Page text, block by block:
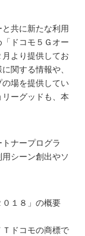
共に新たな利用
ドコモ５Ｇオー
より提供してお
関する情報や、
場を提供してい
ーグッドも、本
ナープログラ
シーン創出やソ
１８」の概要
Ｔドコモの商標で